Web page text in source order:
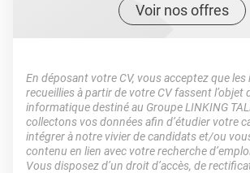
Voir nos offres
En déposant votre CV, vous acceptez que
recueillies à partir de votre CV fassent l’objet
informatique destiné au Groupe LINKING
collectons vos données afin d’étudier votre
intégrer à notre vivier de candidats et/ou
contenu en lien avec votre recherche
Vous disposez d’un droit d’accès, de